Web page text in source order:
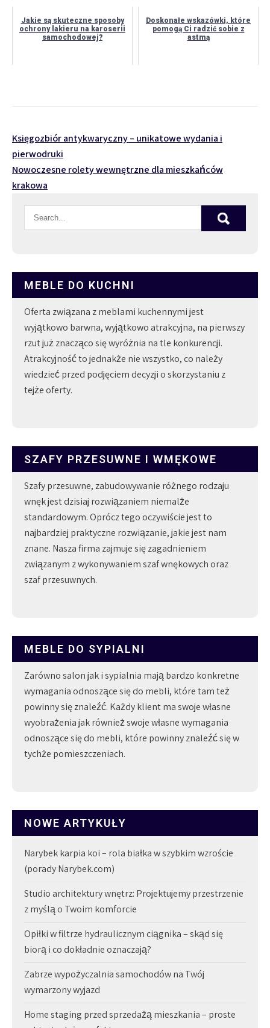
Jakie są skuteczne sposoby
ochrony lakieru na karoserii
samochodowej?
Doskonałe wskazówki, które
pomogą Ci radzić sobie z
astmą
Nawigacja
wpisu
Księgozbiór antykwaryczny – unikatowe wydania i
pierwodruki
Nowoczesne rolety wewnętrzne dla mieszkańców
krakowa
MEBLE DO KUCHNI
Oferta związana z meblami kuchennymi jest
wyjątkowo barwna, wyjątkowo atrakcyjna, na pierwszy
rzut już znacząco się wyróżnia na tle konkurencji.
Atrakcyjność to jednakże nie wszystko, co należy
wiedzieć przed podjęciem decyzji o skorzystaniu z
tejże oferty.
SZAFY PRZESUWNE I WMĘKOWE
Szafy przesuwne, zabudowywanie różnego rodzaju
wnęk jest dzisiaj rozwiązaniem niemalże
standardowym. Oprócz tego oczywiście jest to
najbardziej praktyczne rozwiązanie, jakie jest nam
znane. Nasza firma zajmuje się zagadnieniem
związanym z wykonywaniem szaf wnękowych oraz
szaf przesuwnych.
MEBLE DO SYPIALNI
Zarówno salon jak i sypialnia mają bardzo konkretne
wymagania odnoszące się do mebli, które tam też
powinny się znaleźć. Każdy klient ma swoje własne
wyobrażenia jak również swoje własne wymagania
odnoszące się do mebli, które powinny znaleźć się w
tychże pomieszczeniach.
NOWE ARTYKUŁY
Narybek karpia koi – rola białka w szybkim wzroście
(porady Narybek.com)
Studio architektury wnętrz: Projektujemy przestrzenie
z myślą o Twoim komforcie
Opiłki w filtrze hydraulicznym ciągnika – skąd się
biorą i co dokładnie oznaczają?
Zabrze wypożyczalnia samochodów na Twój
wymarzony wyjazd
Home staging przed sprzedażą mieszkania – proste